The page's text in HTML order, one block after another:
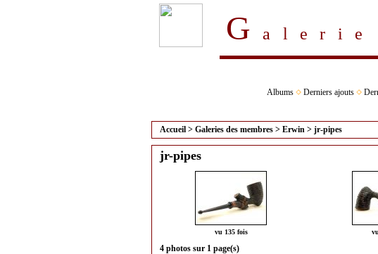
Galerie
Albums
Derniers ajouts
Accueil > Galeries des membres > Erwin > jr-pipes
jr-pipes
vu 135 fois
4 photos sur 1 page(s)